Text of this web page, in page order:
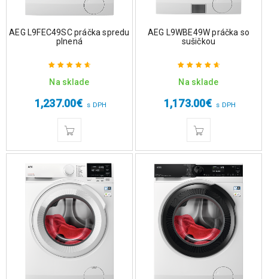
AEG L9FEC49SC práčka spredu
plnená
Hodnotenie
Na sklade
1,237.00€ s DPH
AEG L9WBE49W práčka so
sušičkou
Hodnotenie
Na sklade
1,173.00€ s DPH